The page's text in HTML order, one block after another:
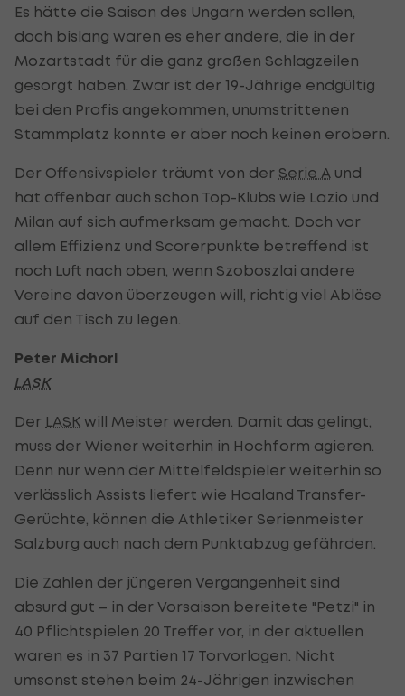
Es hätte die Saison des Ungarn werden sollen,
doch bislang waren es eher andere, die in der
Mozartstadt für die ganz großen Schlagzeilen
gesorgt haben. Zwar ist der 19-Jährige endgültig
bei den Profis angekommen, unumstrittenen
Stammplatz konnte er aber noch keinen erobern.
Der Offensivspieler träumt von der Serie A und
hat offenbar auch schon Top-Klubs wie Lazio und
Milan auf sich aufmerksam gemacht. Doch vor
allem Effizienz und Scorerpunkte betreffend ist
noch Luft nach oben, wenn Szoboszlai andere
Vereine davon überzeugen will, richtig viel Ablöse
auf den Tisch zu legen.
Peter Michorl
LASK
Der LASK will Meister werden. Damit das gelingt,
muss der Wiener weiterhin in Hochform agieren.
Denn nur wenn der Mittelfeldspieler weiterhin so
verlässlich Assists liefert wie Haaland Transfer-
Gerüchte, können die Athletiker Serienmeister
Salzburg auch nach dem Punktabzug gefährden.
Die Zahlen der jüngeren Vergangenheit sind
absurd gut – in der Vorsaison bereitete "Petzi" in
40 Pflichtspielen 20 Treffer vor, in der aktuellen
waren es in 37 Partien 17 Torvorlagen. Nicht
umsonst stehen beim 24-Jährigen inzwischen